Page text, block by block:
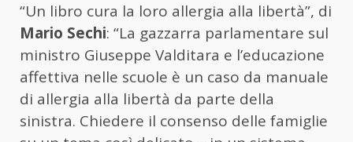
“Un libro cura la loro allergia alla libertà”, di
Mario Sechi: “La gazzarra parlamentare sul
ministro Giuseppe Valditara e l’educazione
affettiva nelle scuole è un caso da manuale
di allergia alla libertà da parte della
sinistra. Chiedere il consenso delle famiglie